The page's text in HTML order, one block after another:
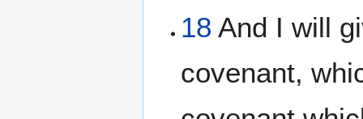
18 And I will
covenant,